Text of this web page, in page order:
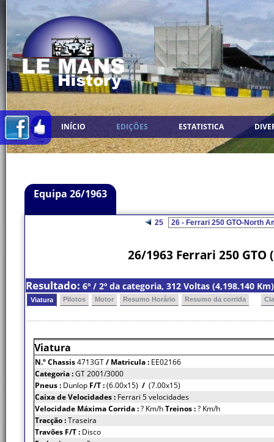
INÍCIO EDIÇÕES ESTATISTICA
Equipa 26/1963
25
26/1963 Ferrari 250
Resultado: 6º / 2º da categoria, 312 Voltas (4,198.140
Viatura Pilotos Motor Resumo Horário Resumo da corrida
Viatura
N.º Chassis4713GT/ Matricula : EE02166
Categoria :GT 2001/3000
Pneus : Dunlop F/T :(6.00x15) / (7.00x15)
Caixa de Velocidades : Ferrari 5 velocidades
Velocidade Máxima Corrida :? Km/hTreinos :? Km/h
Tracção :Traseira
Travões F/T : Disco